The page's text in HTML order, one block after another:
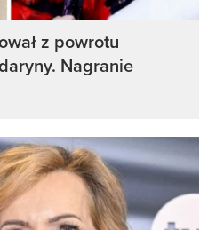
z powrotu
Nagranie